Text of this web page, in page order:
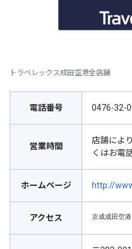
トラベレックス成田空港全店舗
電話番号 0476-32-
営業時間
店舗によ
くはお電
ホームページ http://
アクセス 京成成田空